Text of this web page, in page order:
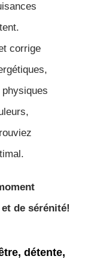
corrige
de sérénité!